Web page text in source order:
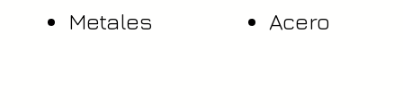
Metales Acero